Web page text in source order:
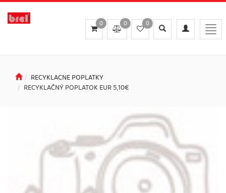
Toggle
navigation
Toggle
search
0
0
0
RECYKLACNE POPLATKY
RECYKLAČNÝ POPLATOK EUR 5,10€